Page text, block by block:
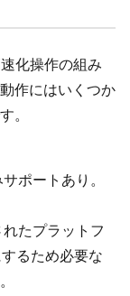
化操作の組み
作にはいくつか
。
ポートあり。
たプラットフ
るため必要な